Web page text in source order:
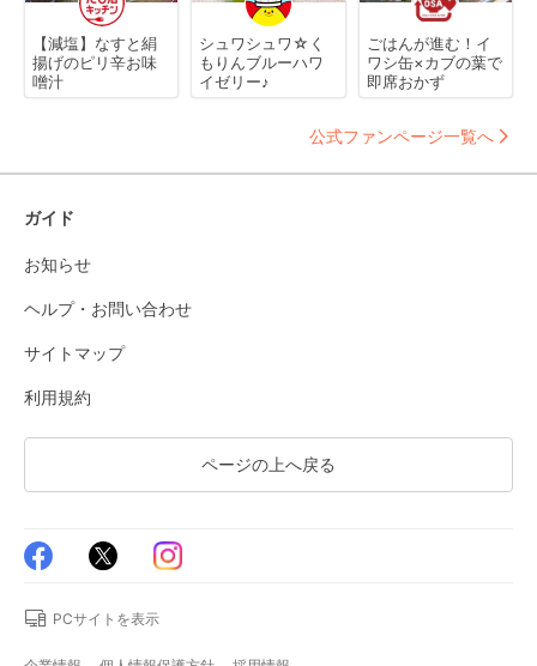
【減塩】なすと絹
揚げのピリ辛お味
噌汁
シュワシュワ☆く
もりんブルーハワ
イゼリー♪
ごはんが進む！イ
ワシ缶×カブの葉で
即席おかず
公式ファンページ一覧へ
ガイド
お知らせ
ヘルプ・お問い合わせ
サイトマップ
利用規約
ページの上へ戻る
PCサイトを表示